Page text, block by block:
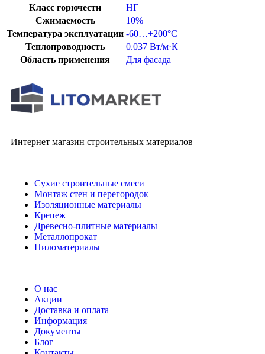
Класс горючести
НГ
Сжимаемость
10%
Температура эксплуатации -60…+200°C
Теплопроводность
0.037 Вт/м·К
Область применения
Для фасада
Интернет магазин строительных материалов
Сухие строительные смеси
Монтаж стен и перегородок
Изоляционные материалы
Крепеж
Древесно-плитные материалы
Металлопрокат
Пиломатериалы
О нас
Акции
Доставка и оплата
Информация
Документы
Блог